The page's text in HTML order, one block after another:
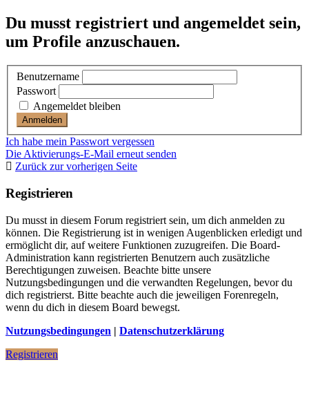
Du musst registriert und angemeldet sein,
um Profile anzuschauen.
Benutzername
Passwort
Angemeldet bleiben
Ich habe mein Passwort vergessen
Die Aktivierungs-E-Mail erneut senden
Zurück zur vorherigen Seite
Registrieren
Du musst in diesem Forum registriert sein, um dich anmelden zu
können. Die Registrierung ist in wenigen Augenblicken erledigt und
ermöglicht dir, auf weitere Funktionen zuzugreifen. Die Board-
Administration kann registrierten Benutzern auch zusätzliche
Berechtigungen zuweisen. Beachte bitte unsere
Nutzungsbedingungen und die verwandten Regelungen, bevor du
dich registrierst. Bitte beachte auch die jeweiligen Forenregeln,
wenn du dich in diesem Board bewegst.
Nutzungsbedingungen | Datenschutzerklärung
Registrieren